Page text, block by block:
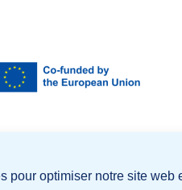
pour optimiser notre site web
Luxembourg 2026